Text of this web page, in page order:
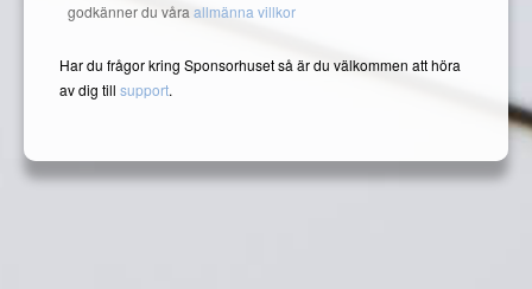
godkänner du våra allmänna villkor
Har du frågor kring Sponsorhuset så är du välkommen att höra
av dig till support.